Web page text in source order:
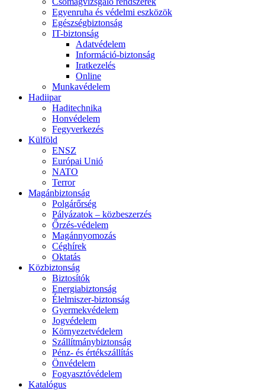
Egyenruha és védelmi eszközök
Egészségbiztonság
IT-biztonság
Adatvédelem
Információ-biztonság
Iratkezelés
Online
Munkavédelem
Hadiipar
Haditechnika
Honvédelem
Fegyverkezés
Külföld
ENSZ
Európai Unió
NATO
Terror
Magánbiztonság
Polgárőrség
Pályázatok – közbeszerzés
Őrzés-védelem
Magánnyomozás
Céghírek
Oktatás
Közbiztonság
Biztosítók
Energiabiztonság
Élelmiszer-biztonság
Gyermekvédelem
Jogvédelem
Környezetvédelem
Szállítmánybiztonság
Pénz- és értékszállítás
Önvédelem
Fogyasztóvédelem
Katalógus